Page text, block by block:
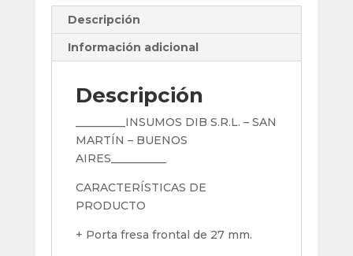
cantidad
Descripción
Información adicional
Descripción
_________INSUMOS DIB S.R.L. – SAN
MARTÍN – BUENOS
AIRES__________
CARACTERÍSTICAS DE
PRODUCTO
+ Porta fresa frontal de 27 mm.